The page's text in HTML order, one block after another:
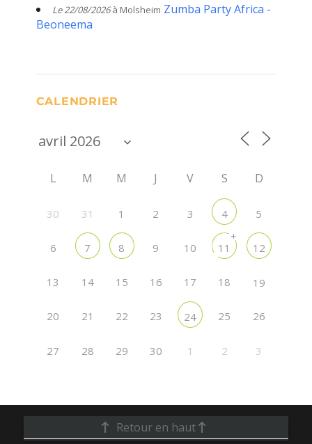
Le 22/08/2026à Molsheim Zumba Party Africa -
Beoneema
CALENDRIER
L M M J V S D
30 31 1 2 3 4 5
6 7 8 9 10 11
+
12
13 14 15 16 17 18 19
20 21 22 23 24 25 26
27 28 29 30 1 2 3
Retour en haut